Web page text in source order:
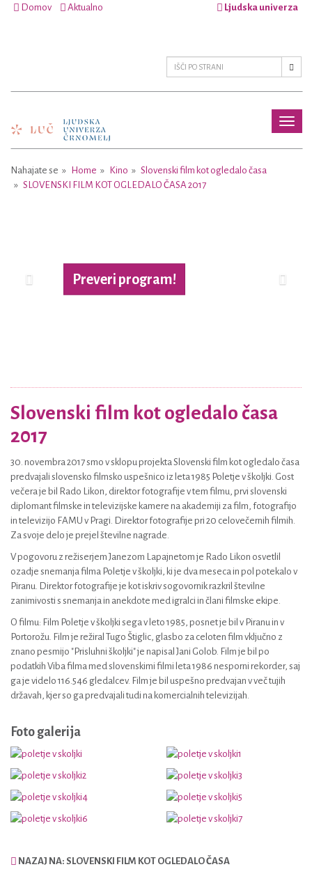
Domov Aktualno Ljudska univerza
Nahajate se Home Kino
Slovenski film kot ogledalo časa
SLOVENSKI FILM KOT OGLEDALO ČASA 2017
Preveri program!
Slovenski film kot ogledalo časa
2017
30. novembra 2017 smo v sklopu projekta Slovenski film kot ogledalo časa
predvajali slovensko filmsko uspešnico iz leta 1985 Poletje v školjki. Gost
večera je bil Rado Likon, direktor fotografije v tem filmu, prvi slovenski
diplomant filmske in televizijske kamere na akademiji za film, fotografijo
in televizijo FAMU v Pragi. Direktor fotografije pri 20 celovečernih filmih.
Za svoje delo je prejel številne nagrade.
V pogovoru z režiserjem Janezom Lapajnetom je Rado Likon osvetlil
ozadje snemanja filma Poletje v školjki, ki je dva meseca in pol potekalo v
Piranu. Direktor fotografije je kot iskriv sogovornik razkril številne
zanimivosti s snemanja in anekdote med igralci in člani filmske ekipe.
O filmu: Film Poletje v školjki sega v leto 1985, posnet je bil v Piranu in v
Portorožu. Film je režiral Tugo Štiglic, glasbo za celoten film vključno z
znano pesmijo "Prisluhni školjki" je napisal Jani Golob. Film je bil po
podatkih Viba filma med slovenskimi filmi leta 1986 nesporni rekorder, saj
ga je videlo 116.546 gledalcev. Film je bil uspešno predvajan v več tujih
državah, kjer so ga predvajali tudi na komercialnih televizijah.
Foto galerija
NAZAJ NA: SLOVENSKI FILM KOT OGLEDALO ČASA